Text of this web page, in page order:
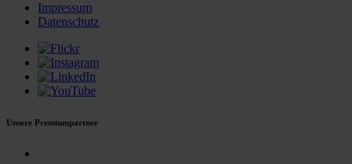
Impressum
Datenschutz
Unsere Premiumpartner